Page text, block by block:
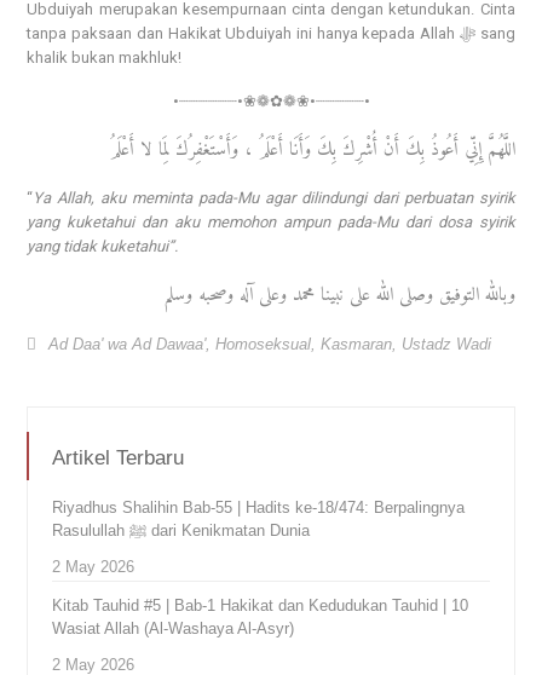
Ubduiyah merupakan kesempurnaan cinta dengan ketundukan. Cinta
tanpa paksaan dan Hakikat Ubduiyah ini hanya kepada Allah ﷻ sang
khalik bukan makhluk!
•┈┈┈┈┈┈•❀❁✿❁❀•┈┈┈┈┈•
اللَّهُمَّ إِنِّي أَعُوذُ بِكَ أَنْ أُشْرِكَ بِكَ وَأَنَا أَعْلَمُ ، وَأَسْتَغْفِرُكَ لِمَا لا أَعْلَمُ
“Ya Allah, aku meminta pada-Mu agar dilindungi dari perbuatan syirik
yang kuketahui dan aku memohon ampun pada-Mu dari dosa syirik
yang tidak kuketahui”.
وبالله التوفيق وصلى الله على نبينا محمد وعلى آله وصحبه وسلم
Ad Daa' wa Ad Dawaa',Homoseksual ,Kasmaran Ustadz Wadi
Artikel Terbaru
Riyadhus Shalihin Bab-55 | Hadits ke-18/474: Berpalingnya
Rasulullah ﷺ dari Kenikmatan Dunia
2 May 2026
Kitab Tauhid #5 | Bab-1 Hakikat dan Kedudukan Tauhid | 10
Wasiat Allah (Al-Washaya Al-Asyr)
2 May 2026